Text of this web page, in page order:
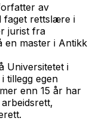
av
faget rettslære i
jurist fra
en master i Antikk
Universitetet i
tillegg egen
enn 15 år har